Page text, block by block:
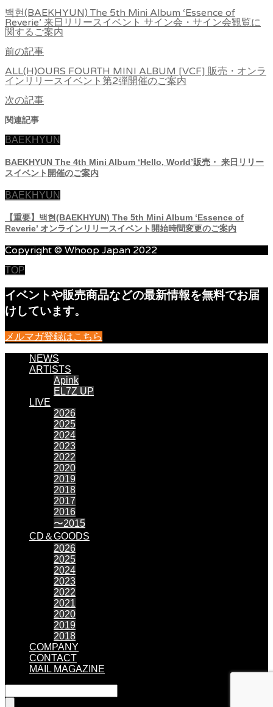
백현(BAEKHYUN) The 5th Mini Album ‘Essence of
Reverie’ 来日リリースイベント サイン会・サイン会観覧に
関するご案内
前の記事
ALL(H)OURS FOURTH MINI ALBUM [VCF] 販売・オンラ
インリリースイベント第2弾開催のご案内
次の記事
関連記事
BAEKHYUN
BAEKHYUN The 4th Mini Album ‘Hello, World’販売・ 来日リリー
スイベント開催のご案内
BAEKHYUN
【重要】백현(BAEKHYUN) The 5th Mini Album ‘Essence of
Reverie’ オンラインリリースイベント開始時間変更のご案内
Copyright © Whoop Japan 2022
TOP
イベントや販売商品などの最新情報を無料でお届
けしています。
メルマガ登録はこちら
NEWS
ARTISTS
Apink
EL7Z UP
LIVE
2026
2025
2024
2023
2022
2020
2019
2018
2017
2016
〜2015
CD＆GOODS
2026
2025
2024
2023
2022
2021
2020
2019
2018
COMPANY
CONTACT
MAIL MAGAZINE